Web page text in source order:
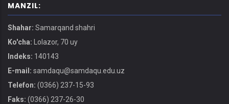
MANZIL:
Shahar: Samarqand shahri
Ko'cha: Lolazor, 70 uy
Indeks: 140143
E-mail: samdaqu@samdaqu.edu.uz
Telefon: (0366) 237-15-93
Faks: (0366) 237-26-30